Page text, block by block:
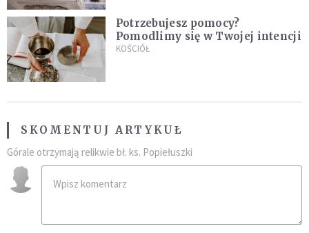
Potrzebujesz pomocy?
Pomodlimy się w Twojej intencji
KOŚCIÓŁ
SKOMENTUJ ARTYKUŁ
Górale otrzymają relikwie bł. ks. Popiełuszki